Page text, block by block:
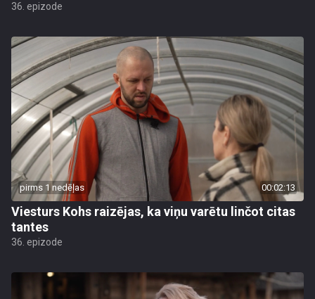
36. epizode
pirms 1 nedēļas 00:02:13
Viesturs Kohs raizējas, ka viņu varētu linčot citas
tantes
36. epizode